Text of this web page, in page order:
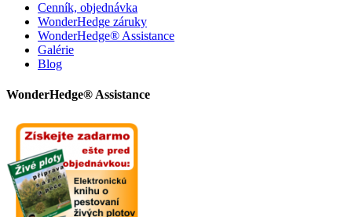
Cenník, objednávka
WonderHedge záruky
WonderHedge® Assistance
Galérie
Blog
WonderHedge® Assistance